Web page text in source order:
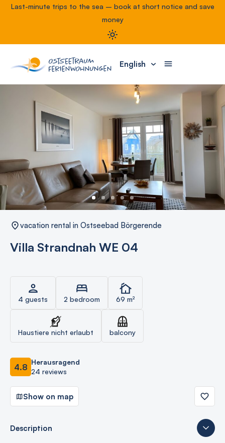
Last-minute trips to the sea – book at short notice and save
money
English
vacation rental in Ostseebad Börgerende
Villa Strandnah WE 04
4 guests 2 bedroom 69 m²
Haustiere nicht erlaubt balcony
4.8 Herausragend
24 reviews
Show on map
Description